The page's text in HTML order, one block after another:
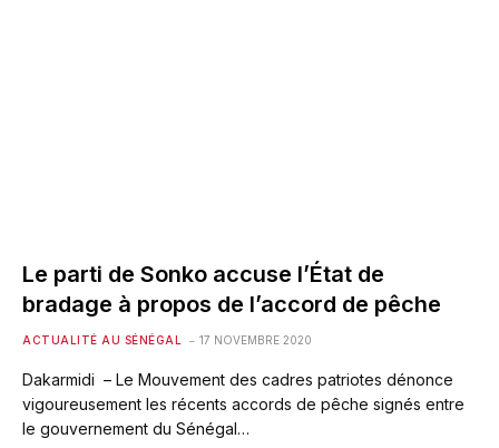
Le parti de Sonko accuse l’État de
bradage à propos de l’accord de pêche
ACTUALITÉ AU SÉNÉGAL 17 NOVEMBRE 2020
Dakarmidi – Le Mouvement des cadres patriotes dénonce
vigoureusement les récents accords de pêche signés entre
le gouvernement du Sénégal…